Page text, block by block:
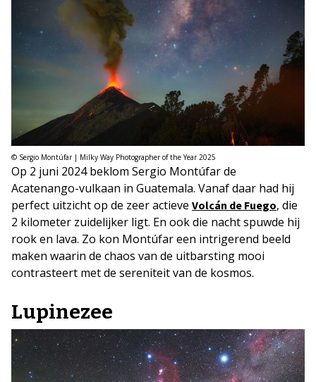
© Sergio Montúfar | Milky Way Photographer of the Year 2025
Op 2 juni 2024 beklom Sergio Montúfar de
Acatenango-vulkaan in Guatemala. Vanaf daar had hij
perfect uitzicht op de zeer actieve Volcán de Fuego, die
2 kilometer zuidelijker ligt. En ook die nacht spuwde hij
rook en lava. Zo kon Montúfar een intrigerend beeld
maken waarin de chaos van de uitbarsting mooi
contrasteert met de sereniteit van de kosmos.
Lupinezee